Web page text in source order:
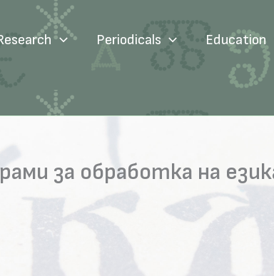
Periodicals Education
за обработка на